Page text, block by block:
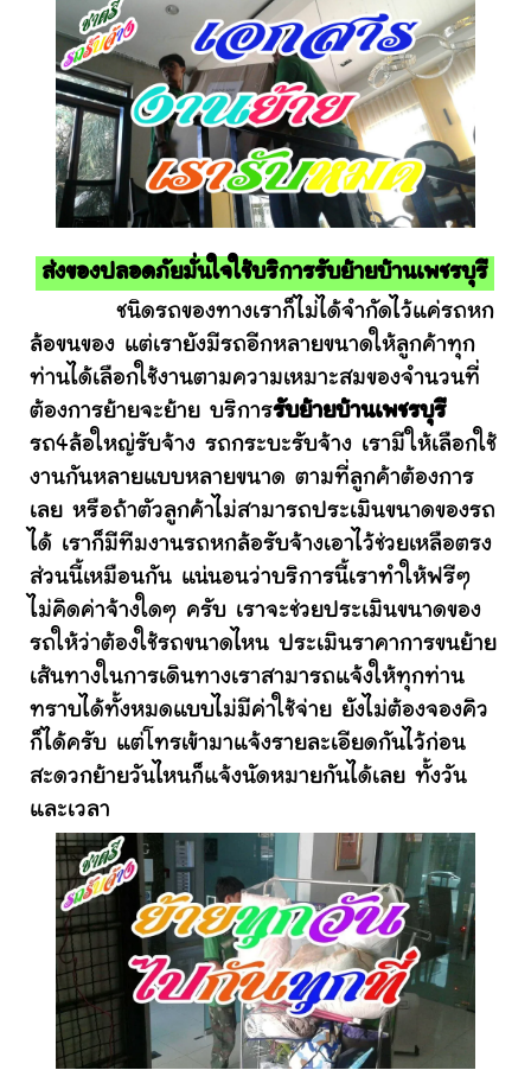
ส่งของปลอดภัยมั่นใจใช้บริการรับย้ายบ้านเพชรบุรี
ชนิดรถของทางเราก็ไม่ได้จำกัดไว้แค่รถหก
ล้อขนของ แต่เรายังมีรถอีกหลายขนาดให้ลูกค้าทุก
ท่านได้เลือกใช้งานตามความเหมาะสมของจำนวนที่
ต้องการย้ายจะย้าย บริการรับย้ายบ้านเพชรบุรี
รถ4ล้อใหญ่รับจ้าง รถกระบะรับจ้าง เรามีให้เลือกใช้
งานกันหลายแบบหลายขนาด ตามที่ลูกค้าต้องการ
เลย หรือถ้าตัวลูกค้าไม่สามารถประเมินขนาดของรถ
ได้ เราก็มีทีมงานรถหกล้อรับจ้างเอาไว้ช่วยเหลือตรง
ส่วนนี้เหมือนกัน แน่นอนว่าบริการนี้เราทำให้ฟรีๆ
ไม่คิดค่าจ้างใดๆ ครับ เราจะช่วยประเมินขนาดของ
รถให้ว่าต้องใช้รถขนาดไหน ประเมินราคาการขนย้าย
เส้นทางในการเดินทางเราสามารถแจ้งให้ทุกท่าน
ทราบได้ทั้งหมดแบบไม่มีค่าใช้จ่าย ยังไม่ต้องจองคิว
ก็ได้ครับ แต่โทรเข้ามาแจ้งรายละเอียดกันไว้ก่อน
สะดวกย้ายวันไหนก็แจ้งนัดหมายกันได้เลย ทั้งวัน
และเวลา